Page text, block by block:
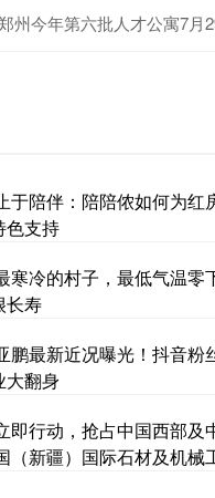
州今年第六批人才公寓7月
于陪伴：陪陪侬如何为红
色支持
寒冷的村子，最低气温零
长寿
鹏最新近况曝光！抖音粉
大翻身
即行动，抢占中国西部及
（新疆）国际石材及机械